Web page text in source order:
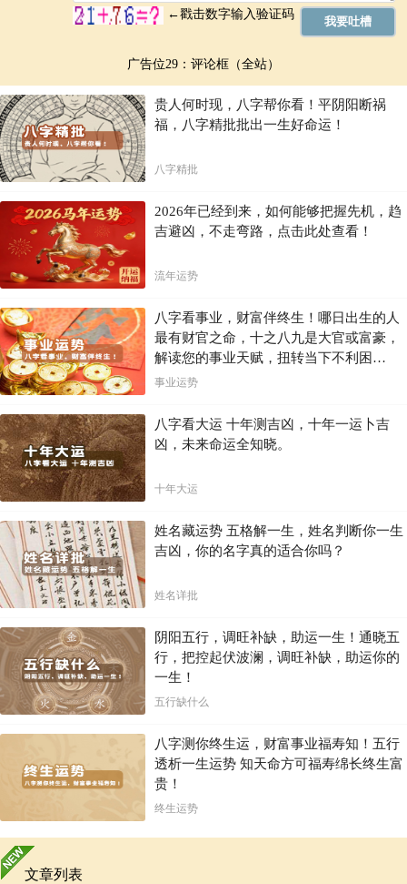
广告位29：评论框（全站）
贵人何时现，八字帮你看！平阴阳断祸
福，八字精批批出一生好命运！
八字精批
2026年已经到来，如何能够把握先机，趋
吉避凶，不走弯路，点击此处查看！
流年运势
八字看事业，财富伴终生！哪日出生的人
最有财官之命，十之八九是大官或富豪，
解读您的事业天赋，扭转当下不利困
局！！
事业运势
八字看大运 十年测吉凶，十年一运卜吉
凶，未来命运全知晓。
十年大运
姓名藏运势 五格解一生，姓名判断你一生
吉凶，你的名字真的适合你吗？
姓名详批
阴阳五行，调旺补缺，助运一生！通晓五
行，把控起伏波澜，调旺补缺，助运你的
一生！
五行缺什么
八字测你终生运，财富事业福寿知！五行
透析一生运势 知天命方可福寿绵长终生富
贵！
终生运势
文章列表